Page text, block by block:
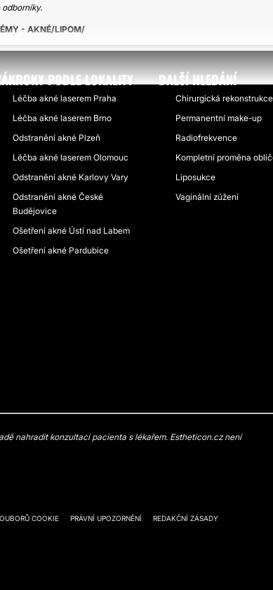
- AKNÉ/LIPOM
PODLE LOKALITY
Léčba akné laserem Praha
Léčba akné laserem Brno
Odstranění akné Plzeň
Léčba akné laserem Olomouc
Odstranění akné Karlovy Vary
Odstranění akné České
Budějovice
Ošetření akné Ústí nad Labem
Ošetření akné Pardubice
DALŠÍ HLEDÁNÍ
Chirurgická
Permanentní make-up
Radiofrekvence
Kompletní proměna
Liposukce
Vaginální zúžení
nahradit konzultaci pacienta s lékařem. Estheticon.cz není
COOKIE PRÁVNÍ UPOZORNĚNÍ REDAKČNÍ ZÁSADY